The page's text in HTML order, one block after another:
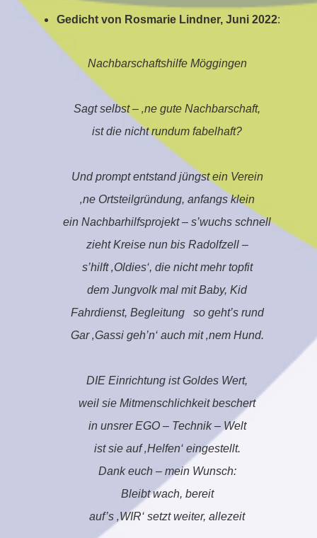
Gedicht von Rosmarie Lindner, Juni 2022:
Nachbarschaftshilfe Möggingen
Sagt selbst – ‚ne gute Nachbarschaft,
ist die nicht rundum fabelhaft?
Und prompt entstand jüngst ein Verein
‚ne Ortsteilgründung, anfangs klein
ein Nachbarhilfsprojekt – s’wuchs schnell
zieht Kreise nun bis Radolfzell –
s’hilft ‚Oldies‘, die nicht mehr topfit
dem Jungvolk mal mit Baby, Kid
Fahrdienst, Begleitung
so geht’s rund
Gar ‚Gassi geh’n‘ auch mit ‚nem Hund.
DIE Einrichtung ist Goldes Wert,
weil sie Mitmenschlichkeit beschert
in unsrer EGO – Technik – Welt
ist sie auf ‚Helfen‘ eingestellt.
Dank euch – mein Wunsch:
Bleibt wach, bereit
auf’s ‚WIR‘ setzt weiter, allezeit